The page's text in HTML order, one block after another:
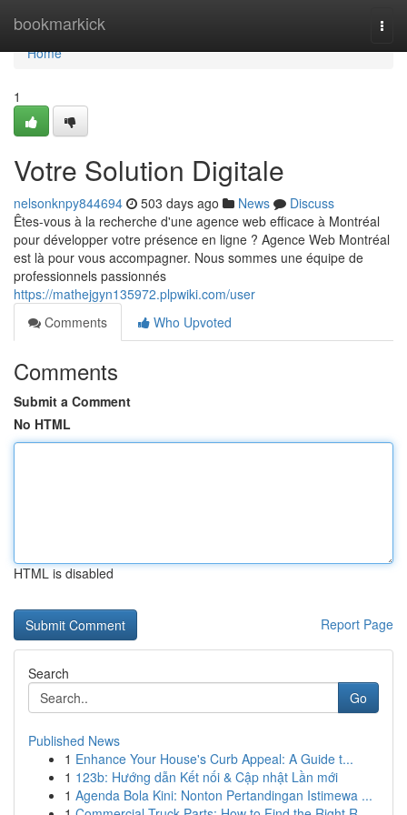
bookmarkick
Home
Home
1
Votre Solution Digitale
nelsonknpy844694 503 days ago News
Discuss
Êtes-vous à la recherche d'une agence web efficace à Montréal
pour développer votre présence en ligne ? Agence Web Montréal
est là pour vous accompagner. Nous sommes une équipe de
professionnels passionnés
https://mathejgyn135972.plpwiki.com/user
Comments
Who Upvoted
Comments
Submit a Comment
No HTML
HTML is disabled
Report Page
Search
Go
Published News
1 Enhance Your House's Curb Appeal: A Guide t...
1 123b: Hướng dẫn Kết nối & Cập nhật Lần mới
1 Agenda Bola Kini: Nonton Pertandingan Istimewa ...